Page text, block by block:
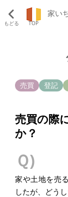
もどる TOP
家い
売買の際
か？
売買 登記
Ｑ)
家や土地を売
したが、どう